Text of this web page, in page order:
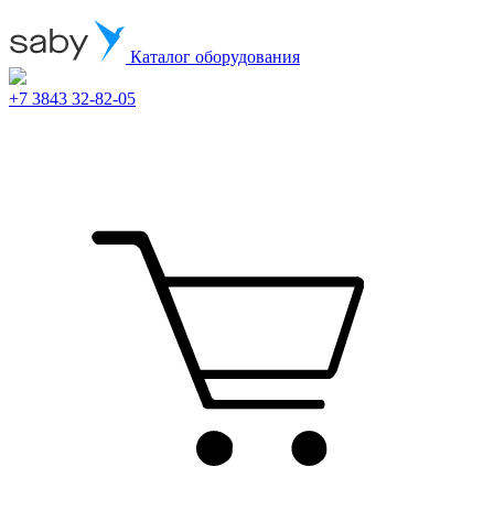
Каталог оборудования
+7 3843 32-82-05